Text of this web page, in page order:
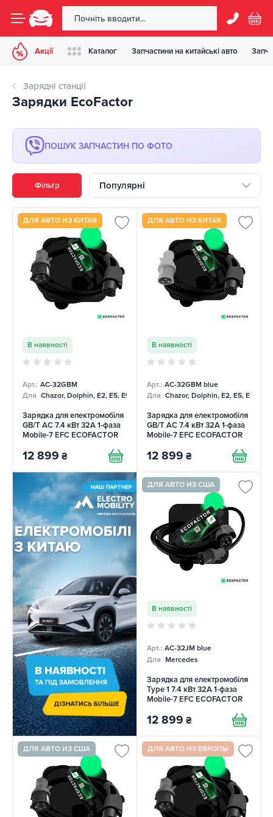
Акції Каталог Запчастини на китайські авто
Зарядні станції
Зарядки EcoFactor
ПОШУК ЗАПЧАСТИН ПО ФОТО
Фільтр Популярні
ДЛЯ АВТО ИЗ КИТАЯ
В наявності
Арт.: AC-32GBM
Для Chazor, Dolphin, E2, E5, E9, Mercedes
Зарядка для електромобіля
GB/T AC 7.4 кВт 32А 1-фаза
Mobile-7 EFС ECOFACTOR
12 899 ₴
ДЛЯ АВТО ИЗ КИТАЯ
В наявності
Арт.: AC-32GBM blue
Для Chazor, Dolphin, E2, E5, E9,
Зарядка для електромобіля
GB/T AC 7.4 кВт 32А 1-фаза
Mobile-7 EFС ECOFACTOR
12 899 ₴
ДЛЯ АВТО ИЗ США
В наявності
Арт.: AC-32JM blue
Для Mercedes
Зарядка для електромобіля
Type 1 7.4 кВт 32А 1-фаза
Mobile-7 EFС ECOFACTOR
12 899 ₴
ДЛЯ АВТО ИЗ США ДЛЯ АВТО ИЗ ЕВРОПЫ